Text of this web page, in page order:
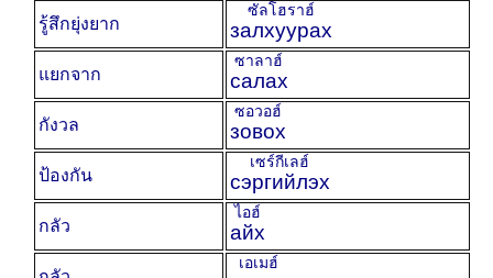
รู้สึกยุ่งยาก залхуурах
ซัลโฮราฮ์
แยกจาก салах
ซาลาฮ์
กังวล зовох
ซอวอฮ์
ป้องกัน сэргийлэх
เซร์กีเลฮ์
กลัว айх
ไอฮ์
เอเมฮ์